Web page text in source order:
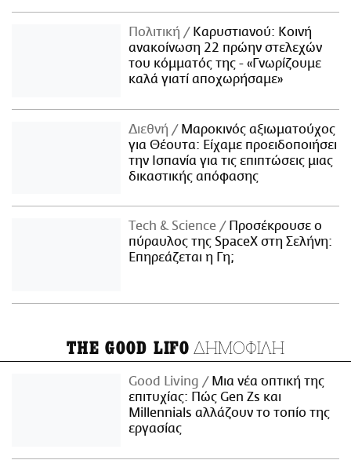
Πολιτική
Καρυστιανού: Κοινή
ανακοίνωση 22 πρώην στελεχών
του κόμματός της - «Γνωρίζουμε
καλά γιατί αποχωρήσαμε»
Διεθνή
Μαροκινός αξιωματούχος
για Θέουτα: Είχαμε προειδοποιήσει
την Ισπανία για τις επιπτώσεις μιας
δικαστικής απόφασης
Τech & Science
Προσέκρουσε ο
πύραυλος της SpaceX στη Σελήνη:
Επηρεάζεται η Γη;
THE GOOD LIFO ΔΗΜΟΦΙΛΗ
Good Living
Μια νέα οπτική της
επιτυχίας: Πώς Gen Zs και
Millennials αλλάζουν το τοπίο της
εργασίας